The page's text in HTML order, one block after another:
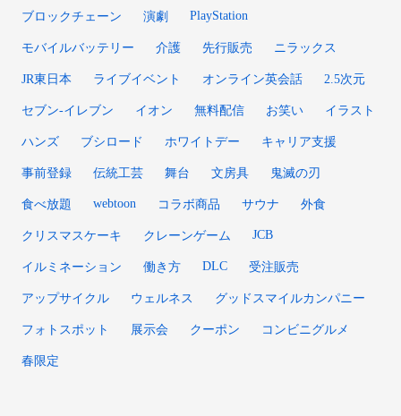
ブロックチェーン 演劇 PlayStation
モバイルバッテリー 介護 先行販売 ニラックス
JR東日本 ライブイベント オンライン英会話 2.5次元
セブン-イレブン イオン 無料配信 お笑い イラスト
ハンズ ブシロード ホワイトデー キャリア支援
事前登録 伝統工芸 舞台 文房具 鬼滅の刃
食べ放題 webtoon コラボ商品 サウナ 外食
クリスマスケーキ クレーンゲーム JCB
イルミネーション 働き方 DLC 受注販売
アップサイクル ウェルネス グッドスマイルカンパニー
フォトスポット 展示会 クーポン コンビニグルメ
春限定